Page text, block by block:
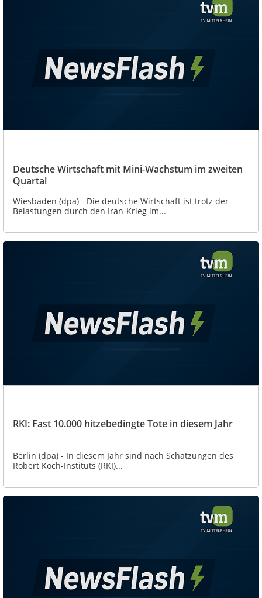
Deutsche Wirtschaft mit Mini-Wachstum im zweiten
Quartal
Wiesbaden (dpa) - Die deutsche Wirtschaft ist trotz der
Belastungen durch den Iran-Krieg im...
RKI: Fast 10.000 hitzebedingte Tote in diesem Jahr
Berlin (dpa) - In diesem Jahr sind nach Schätzungen des
Robert Koch-Instituts (RKI)...